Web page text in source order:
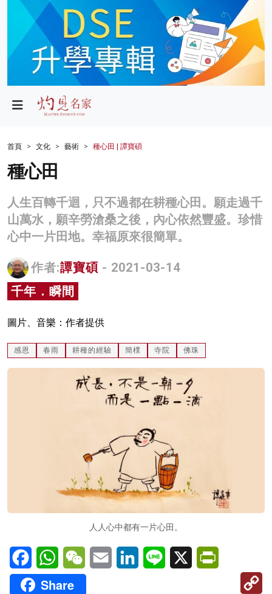
政局
財經
生活
商業
科技
影片
名家榜
灼見活動
首頁 文化 藝術 種心田 | 譚寶碩
種心田
人生百轉千迴，只不過都在耕種心田。願走過千
山萬水，願辛勞滄桑之後，內心依然豐盛。珍惜
心中一片田地。幸福原來很簡單。
作者:譚寶碩 - 2021-03-14
千年．瞬間
圖片、音樂：作者提供
感恩 春雨 耕種的經驗 簡樸 寺院 佛珠
人人心中都有一片心田。
FacebookWhatsAppWeChatEmail LinkedInLine X
Share